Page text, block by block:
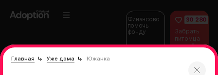
Финансово
помочь
фонду
30 280
Забрать
питомца
домой
Главная Уже дома Южанка